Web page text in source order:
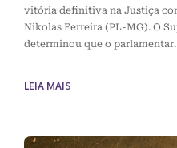
vitória definitiva na Justiça
Nikolas Ferreira (PL-MG). O
determinou que o
LEIA MAIS